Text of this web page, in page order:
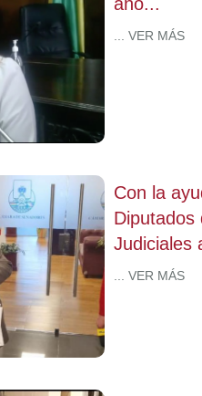
... VER MÁS
Con la
Diputados
Judiciales
... VER MÁS